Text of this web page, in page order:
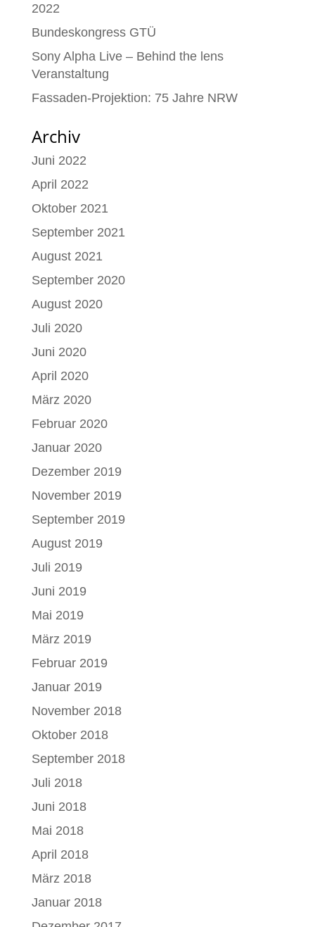
2022
Bundeskongress GTÜ
Sony Alpha Live – Behind the lens
Veranstaltung
Fassaden-Projektion: 75 Jahre NRW
Archiv
Juni 2022
April 2022
Oktober 2021
September 2021
August 2021
September 2020
August 2020
Juli 2020
Juni 2020
April 2020
März 2020
Februar 2020
Januar 2020
Dezember 2019
November 2019
September 2019
August 2019
Juli 2019
Juni 2019
Mai 2019
März 2019
Februar 2019
Januar 2019
November 2018
Oktober 2018
September 2018
Juli 2018
Juni 2018
Mai 2018
April 2018
März 2018
Januar 2018